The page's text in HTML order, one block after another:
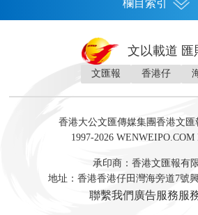
欄目索引
灣區人
財經 地產 投資 財評
訪談 直播 經湋論
藝術 文學
文以載道 匯
文匯報 香港仔
香港大公文匯傳媒集團香港文匯
1997-2026
承印商：香港文匯報有
地址：香港香港仔田灣海旁道7號
聯繫我們 廣告服務服